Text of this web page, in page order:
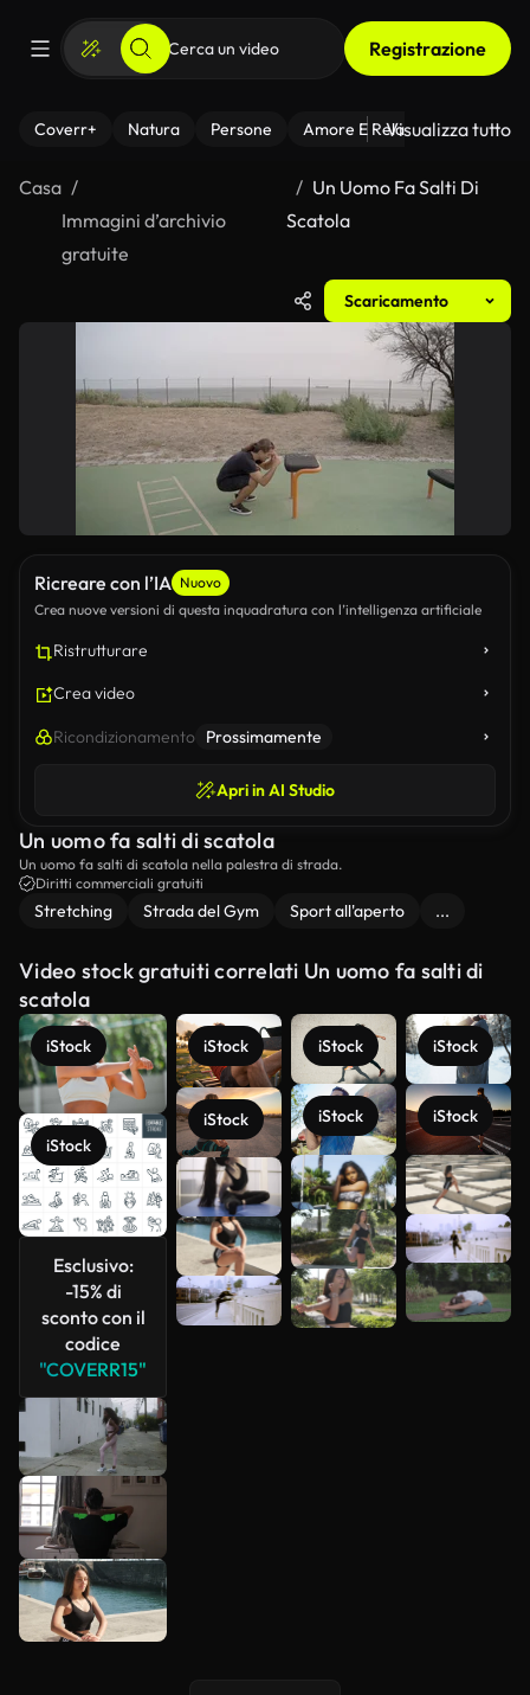
Registrazione
Coverr+ Natura Persone Amore E Relazioni Il
Visualizza tutto
Casa
Immagini d’archivio
gratuite
Un Uomo Fa Salti Di
Scatola
Scaricamento
Ricreare con l’IA Nuovo
Crea nuove versioni di questa inquadratura con l’intelligenza artificiale
Ristrutturare
Crea video
Ricondizionamento Prossimamente
Apri in AI Studio
Un uomo fa salti di scatola
Un uomo fa salti di scatola nella palestra di strada.
Diritti commerciali gratuiti
Stretching Strada del Gym Sport all'aperto ...
Video stock gratuiti correlati Un uomo fa salti di
scatola
iStock
iStock
Esclusivo:
-15% di
sconto con il
codice
"COVERR15"
iStock
iStock
iStock
iStock
iStock
iStock
Scopri di
più